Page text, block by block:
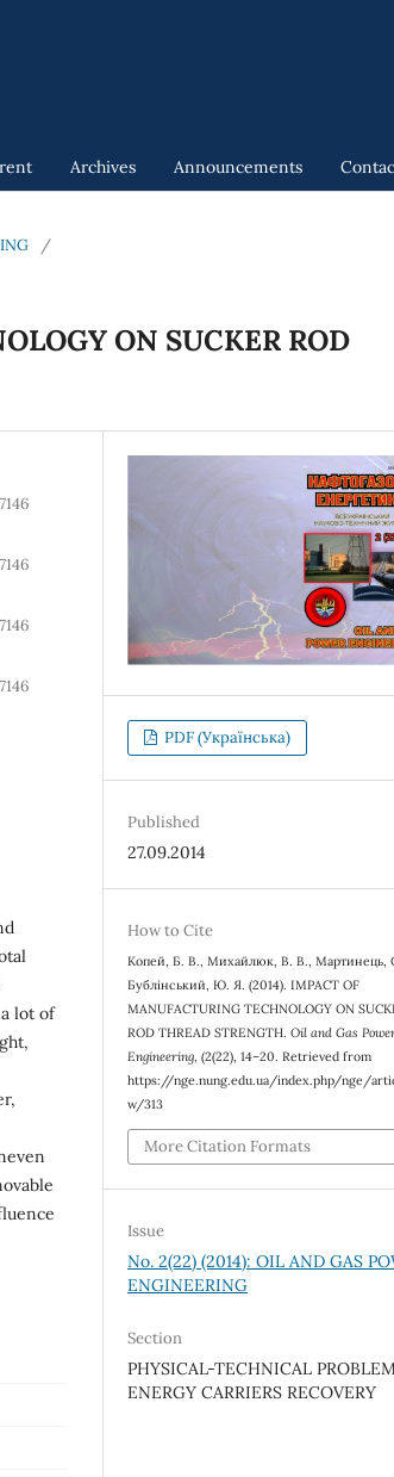
Archives Announcements
/
ON SUCKER ROD
lot of
PDF (Українська)
Published
27.09.2014
How to Cite
Копей, Б. В., Михайлюк, В. В., Мартинець,
Бублінський, Ю. Я. (2014). IMPACT OF
MANUFACTURING TECHNOLOGY ON
ROD THREAD STRENGTH.Oil and Gas
Engineering, (2(22), 14–20. Retrieved from
https://nge.nung.edu.ua/index.php/nge/
w/313
More Citation Formats
Issue
No. 2(22) (2014): OIL AND GAS
ENGINEERING
Section
PHYSICAL-TECHNICAL
ENERGY CARRIERS RECOVERY